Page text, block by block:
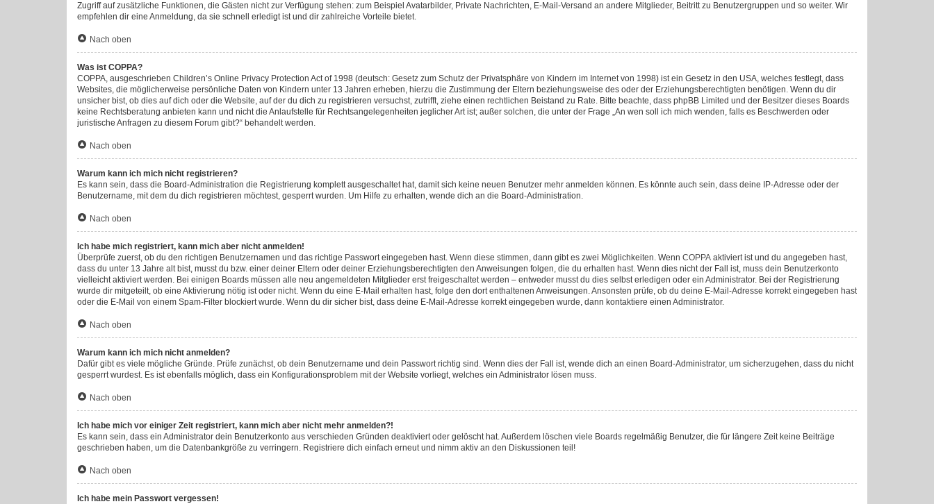
Zugriff auf zusätzliche Funktionen, die Gästen nicht zur Verfügung stehen: zum Beispiel Avatarbilder, Private Nachrichten, E-Mail-Versand an andere Mitglieder, Beitritt zu Benutzergruppen und so weiter. Wir
empfehlen dir eine Anmeldung, da sie schnell erledigt ist und dir zahlreiche Vorteile bietet.
Nach oben
Was ist COPPA?
COPPA, ausgeschrieben Children’s Online Privacy Protection Act of 1998 (deutsch: Gesetz zum Schutz der Privatsphäre von Kindern im Internet von 1998) ist ein Gesetz in den USA, welches festlegt, dass
Websites, die möglicherweise persönliche Daten von Kindern unter 13 Jahren erheben, hierzu die Zustimmung der Eltern beziehungsweise des oder der Erziehungsberechtigten benötigen. Wenn du dir
unsicher bist, ob dies auf dich oder die Website, auf der du dich zu registrieren versuchst, zutrifft, ziehe einen rechtlichen Beistand zu Rate. Bitte beachte, dass phpBB Limited und der Besitzer dieses Boards
keine Rechtsberatung anbieten kann und nicht die Anlaufstelle für Rechtsangelegenheiten jeglicher Art ist; außer solchen, die unter der Frage „An wen soll ich mich wenden, falls es Beschwerden oder
juristische Anfragen zu diesem Forum gibt?“ behandelt werden.
Nach oben
Warum kann ich mich nicht registrieren?
Es kann sein, dass die Board-Administration die Registrierung komplett ausgeschaltet hat, damit sich keine neuen Benutzer mehr anmelden können. Es könnte auch sein, dass deine IP-Adresse oder der
Benutzername, mit dem du dich registrieren möchtest, gesperrt wurden. Um Hilfe zu erhalten, wende dich an die Board-Administration.
Nach oben
Ich habe mich registriert, kann mich aber nicht anmelden!
Überprüfe zuerst, ob du den richtigen Benutzernamen und das richtige Passwort eingegeben hast. Wenn diese stimmen, dann gibt es zwei Möglichkeiten. Wenn COPPA aktiviert ist und du angegeben hast,
dass du unter 13 Jahre alt bist, musst du bzw. einer deiner Eltern oder deiner Erziehungsberechtigten den Anweisungen folgen, die du erhalten hast. Wenn dies nicht der Fall ist, muss dein Benutzerkonto
vielleicht aktiviert werden. Bei einigen Boards müssen alle neu angemeldeten Mitglieder erst freigeschaltet werden – entweder musst du dies selbst erledigen oder ein Administrator. Bei der Registrierung
wurde dir mitgeteilt, ob eine Aktivierung nötig ist oder nicht. Wenn du eine E-Mail erhalten hast, folge den dort enthaltenen Anweisungen. Ansonsten prüfe, ob du deine E-Mail-Adresse korrekt eingegeben hast
oder die E-Mail von einem Spam-Filter blockiert wurde. Wenn du dir sicher bist, dass deine E-Mail-Adresse korrekt eingegeben wurde, dann kontaktiere einen Administrator.
Nach oben
Warum kann ich mich nicht anmelden?
Dafür gibt es viele mögliche Gründe. Prüfe zunächst, ob dein Benutzername und dein Passwort richtig sind. Wenn dies der Fall ist, wende dich an einen Board-Administrator, um sicherzugehen, dass du nicht
gesperrt wurdest. Es ist ebenfalls möglich, dass ein Konfigurationsproblem mit der Website vorliegt, welches ein Administrator lösen muss.
Nach oben
Ich habe mich vor einiger Zeit registriert, kann mich aber nicht mehr anmelden?!
Es kann sein, dass ein Administrator dein Benutzerkonto aus verschieden Gründen deaktiviert oder gelöscht hat. Außerdem löschen viele Boards regelmäßig Benutzer, die für längere Zeit keine Beiträge
geschrieben haben, um die Datenbankgröße zu verringern. Registriere dich einfach erneut und nimm aktiv an den Diskussionen teil!
Nach oben
Ich habe mein Passwort vergessen!